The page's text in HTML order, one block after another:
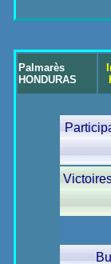
Palmarès
HONDURAS